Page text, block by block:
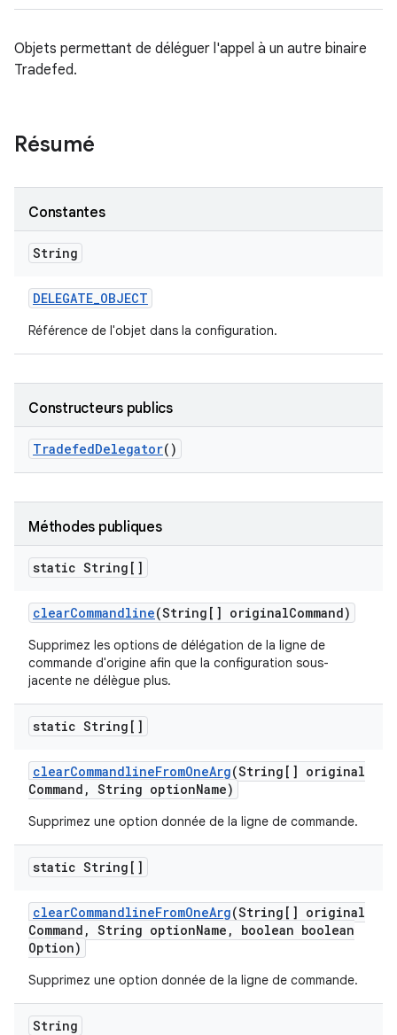
Objets permettant de déléguer l'appel à un autre binaire
Tradefed.
Résumé
Constantes
String
DELEGATE_OBJECT
Référence de l'objet dans la configuration.
Constructeurs publics
TradefedDelegator()
Méthodes publiques
static String[]
clearCommandline(String[] originalCommand)
Supprimez les options de délégation de la ligne de
commande d'origine afin que la configuration sous-
jacente ne délègue plus.
static String[]
clearCommandlineFromOneArg(String[] original
Command , String optionName)
Supprimez une option donnée de la ligne de commande.
static String[]
clearCommandlineFromOneArg(String[] original
Command , String optionName ,
boolean boolean
Option)
Supprimez une option donnée de la ligne de commande.
String